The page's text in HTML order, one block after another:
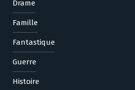
Drame
Famille
Fantastique
Guerre
Histoire